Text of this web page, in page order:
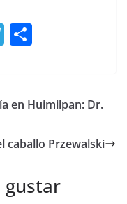
T
gr
m
p
tir
en Huimilpan: Dr.
caballo Przewalski
gustar